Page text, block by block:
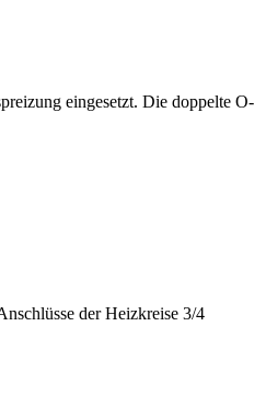
eingesetzt. Die doppelte O-
der Heizkreise 3/4